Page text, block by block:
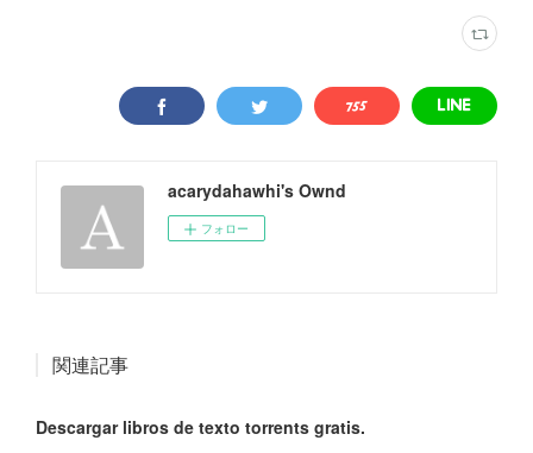
acarydahawhi's Ownd
フォロー
関連記事
Descargar libros de texto torrents gratis.